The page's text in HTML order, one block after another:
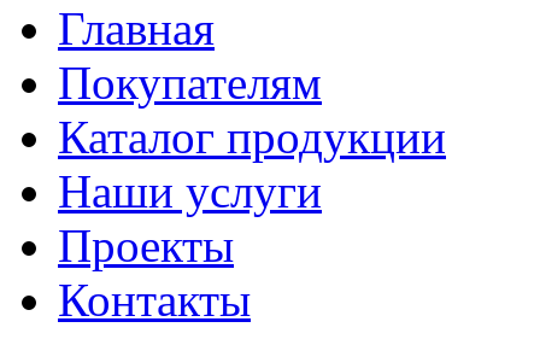
Главная
Покупателям
Каталог продукции
Наши услуги
Проекты
Контакты